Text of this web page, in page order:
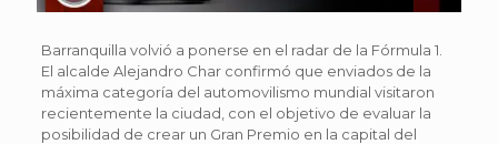
Barranquilla volvió a ponerse en el radar de la Fórmula 1.
El alcalde Alejandro Char confirmó que enviados de la
máxima categoría del automovilismo mundial visitaron
recientemente la ciudad, con el objetivo de evaluar la
posibilidad de crear un Gran Premio en la capital del